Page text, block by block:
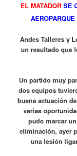
EL MATADOR SE
AEROPARQUE
Andes Talleres y
un resultado que
Un partido muy
dos equipos
buena actuación
varias
pudo marcar
eliminación, ayer
una lesión